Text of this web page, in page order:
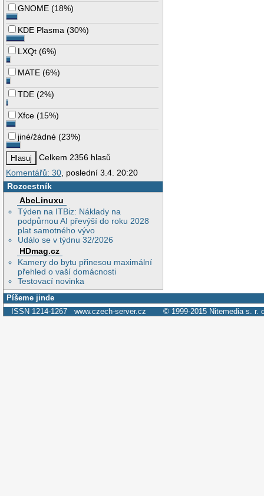
GNOME (18%)
KDE Plasma (30%)
LXQt (6%)
MATE (6%)
TDE (2%)
Xfce (15%)
jiné/žádné (23%)
Celkem 2356 hlasů
Komentářů: 30 , poslední 3.4. 20:20
Rozcestník
AbcLinuxu
Týden na ITBiz: Náklady na
podpůrnou AI převýší do roku 2028
plat samotného vývo
Událo se v týdnu 32/2026
HDmag.cz
Kamery do bytu přinesou maximální
přehled o vaší domácnosti
Testovací novinka
Píšeme jinde
ISSN 1214-1267 www.czech-server.cz © 1999-2015 Nitemedia s. r.